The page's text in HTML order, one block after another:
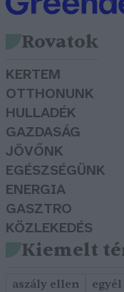
Rovatok
KERTEM
OTTHONUNK
HULLADÉK
GAZDASÁG
JÖVŐNK
EGÉSZSÉGÜNK
ENERGIA
GASZTRO
KÖZLEKEDÉS
Kiemelt
aszály ellen